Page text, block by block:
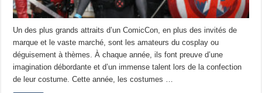
Un des plus grands attraits d’un ComicCon, en plus des invités de
marque et le vaste marché, sont les amateurs du cosplay ou
déguisement à thèmes. À chaque année, ils font preuve d’une
imagination débordante et d’un immense talent lors de la confection
de leur costume. Cette année, les costumes …